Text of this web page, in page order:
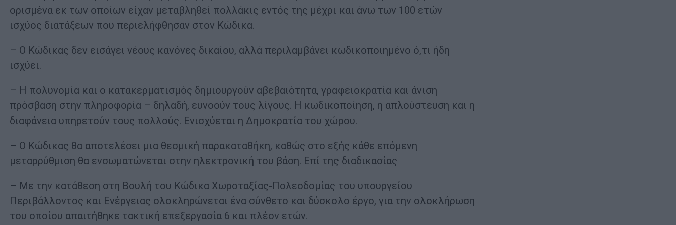
ορισμένα εκ των οποίων είχαν μεταβληθεί πολλάκις εντός της μέχρι και άνω των 100 ετών
ισχύος διατάξεων που περιελήφθησαν στον Κώδικα.
– Ο Κώδικας δεν εισάγει νέους κανόνες δικαίου, αλλά περιλαμβάνει κωδικοποιημένο ό,τι ήδη
ισχύει.
– Η πολυνομία και ο κατακερματισμός δημιουργούν αβεβαιότητα, γραφειοκρατία και άνιση
πρόσβαση στην πληροφορία – δηλαδή, ευνοούν τους λίγους. Η κωδικοποίηση, η απλούστευση και η
διαφάνεια υπηρετούν τους πολλούς. Ενισχύεται η Δημοκρατία του χώρου.
– Ο Κώδικας θα αποτελέσει μια θεσμική παρακαταθήκη, καθώς στο εξής κάθε επόμενη
μεταρρύθμιση θα ενσωματώνεται στην ηλεκτρονική του βάση. Επί της διαδικασίας
– Με την κατάθεση στη Βουλή του Κώδικα Χωροταξίας-Πολεοδομίας του υπουργείου
Περιβάλλοντος και Ενέργειας ολοκληρώνεται ένα σύνθετο και δύσκολο έργο, για την ολοκλήρωση
του οποίου απαιτήθηκε τακτική επεξεργασία 6 και πλέον ετών.